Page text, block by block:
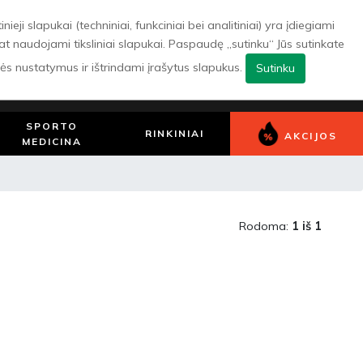
Patikusios
prekės
Pirkinių
krepšelis
Prisijungti/
Registruotis
SPORTO
MEDICINA
RINKINIAI AKCIJOS
Rodoma: 1 iš 1
slapukai (techniniai, funkciniai bei analitiniai) yra įdiegiami
tiksliniai slapukai. Paspaudę „sutinku“ Jūs sutinkate
nustatymus ir ištrindami įrašytus slapukus.
Sutinku